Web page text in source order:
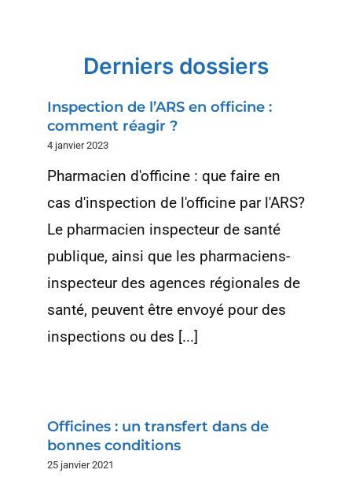
Derniers dossiers
Inspection de l’ARS en officine :
comment réagir ?
4 janvier 2023
Pharmacien d'officine : que faire en
cas d'inspection de l'officine par l'ARS?
Le pharmacien inspecteur de santé
publique, ainsi que les pharmaciens-
inspecteur des agences régionales de
santé, peuvent être envoyé pour des
inspections ou des [...]
Officines : un transfert dans de
bonnes conditions
25 janvier 2021